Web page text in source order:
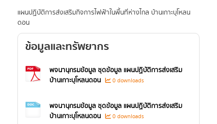
แผนปฏิบัติการส่งเสริมกิจการไฟฟ้าในพื้นที่ห่างไกล บ้านเกาะบุโหลน
ดอน
ข้อมูลและทรัพยากร
พจนานุกรมข้อมูล ชุดข้อมูล แผนปฏิบัติการส่งเสริม
บ้านเกาะบุโหลนดอน
0 downloads
พจนานุกรมข้อมูล ชุดข้อมูล แผนปฏิบัติการส่งเสริม
บ้านเกาะบุโหลนดอน
0 downloads